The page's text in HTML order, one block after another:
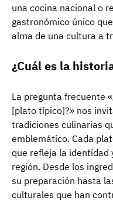
una cocina nacional o
gastronómico único
alma de una cultura a
¿Cuál es la
La pregunta frecuente
[plato típico]?» nos
tradiciones culinarias
emblemático. Cada
que refleja la identidad
región. Desde los
su preparación hasta
culturales que han